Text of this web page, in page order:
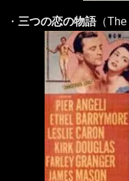
・ 三つの恋の物語（The